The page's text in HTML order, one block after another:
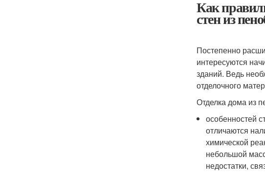
Как
стен из
Постепенно
интересуются
зданий. Ведь
отделочного
Отделка дома из
особенностей
отличаются
химической
небольшой
недостатки,